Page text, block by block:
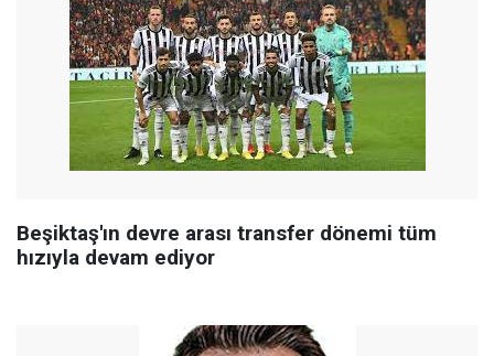
Beşiktaş'ın devre arası transfer dönemi tüm
hızıyla devam ediyor